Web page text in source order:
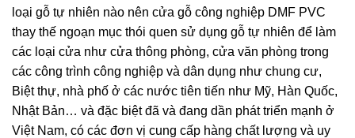
loại gỗ tự nhiên nào nên cửa gỗ công nghiệp DMF PVC
thay thế ngoạn mục thói quen sử dụng gỗ tự nhiên để làm
các loại cửa như cửa thông phòng, cửa văn phòng trong
các công trình công nghiệp và dân dụng như chung cư,
Biệt thự, nhà phố ở các nước tiên tiến như Mỹ, Hàn Quốc,
Nhật Bản… và đặc biệt đã và đang dần phát triển mạnh ở
Việt Nam, có các đơn vị cung cấp hàng chất lượng và uy